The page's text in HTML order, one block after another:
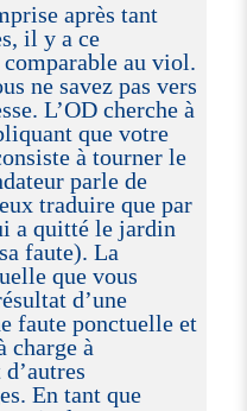
après tant
il y a ce
comparable au viol.
ne savez pas vers
L’OD cherche à
que votre
à tourner le
parle de
traduire que par
a quitté le jardin
faute). La
que vous
d’une
faute ponctuelle et
charge à
En tant que